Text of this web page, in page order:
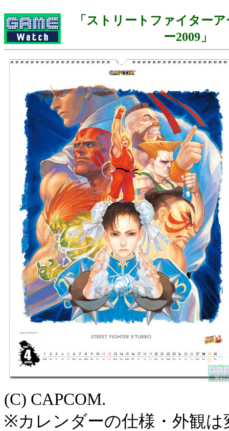
「ストリートファイター
ー2009」
(C) CAPCOM.
※カレンダーの仕様・外観